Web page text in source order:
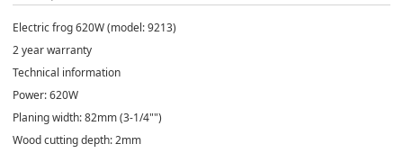
Electric frog 620W (model: 9213)
2 year warranty
Technical information
Power: 620W
Planing width: 82mm (3-1/4"")
Wood cutting depth: 2mm